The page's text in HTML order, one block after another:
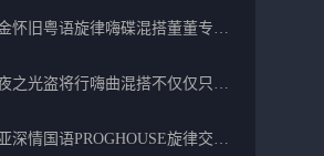
宝丽金怀旧粤语旋律嗨碟混搭董董专属越南鼓节奏
女声夜之光盗将行嗨曲混搭不仅仅只是喜欢你PROG舒服
东南亚深情国语PROGHOUSE旋律交织安和桥FUNKY流行情怀串烧